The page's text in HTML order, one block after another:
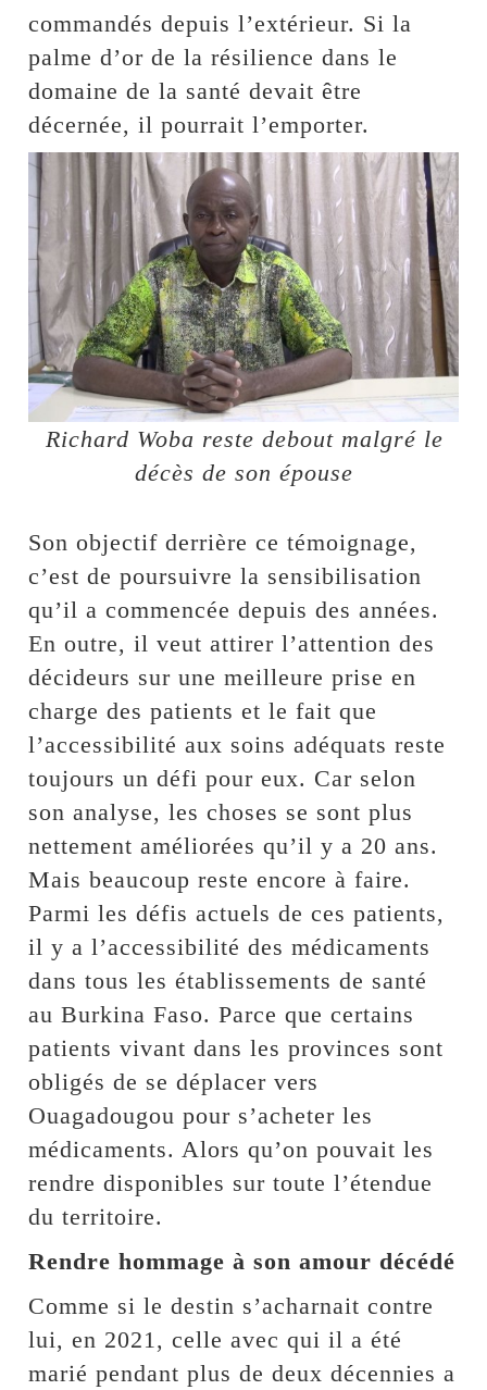
commandés depuis l’extérieur. Si la
palme d’or de la résilience dans le
domaine de la santé devait être
décernée, il pourrait l’emporter.
⁠Richard Woba reste debout malgré le
décès de son épouse
Son objectif derrière ce témoignage,
c’est de poursuivre la sensibilisation
qu’il a commencée depuis des années.
En outre, il veut attirer l’attention des
décideurs sur une meilleure prise en
charge des patients et le fait que
l’accessibilité aux soins adéquats reste
toujours un défi pour eux. Car selon
son analyse, les choses se sont plus
nettement améliorées qu’il y a 20 ans.
Mais beaucoup reste encore à faire.
Parmi les défis actuels de ces patients,
il y a l’accessibilité des médicaments
dans tous les établissements de santé
au Burkina Faso. Parce que certains
patients vivant dans les provinces sont
obligés de se déplacer vers
Ouagadougou pour s’acheter les
médicaments. Alors qu’on pouvait les
rendre disponibles sur toute l’étendue
du territoire.
Rendre hommage à son amour décédé
Comme si le destin s’acharnait contre
lui, en 2021, celle avec qui il a été
marié pendant plus de deux décennies a